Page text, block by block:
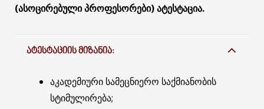
(ასოცირებული პროფესორები) ატესტაცია.
ᲐᲢᲔᲡᲢᲐᲪᲘᲘᲡ ᲛᲘᲖᲐᲜᲘᲐ:
აკადემიური სამეცნიერო საქმიანობის
სტიმულირება;